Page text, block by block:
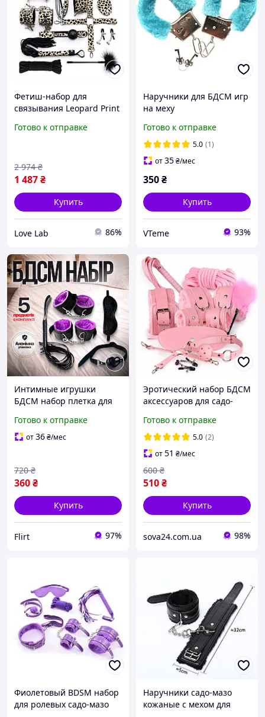
Фетиш-набор для
связывания Leopard Print
зажимы для сосок, маска,
Готово к отправке
1 487₴
2 974 ₴
Купить
Love Lab 86%
Наручники для БДСМ игр
на меху
Готово к отправке
5.0 (1)
от35₴/мес
350₴
Купить
VTeme 93%
Интимные игрушки
БДСМ набор плетка для
наручники для секса
Готово к отправке
от36₴/мес
360₴
720 ₴
Купить
Flirt 97%
Эротический набор БДСМ
аксессуаров для садо-
Розовый
Готово к отправке
5.0 (2)
от51 ₴/мес
510₴
600 ₴
Купить
sova24.com.ua 98%
Фиолетовый BDSM набор
для ролевых садо-мазо
Наручники садо-мазо
кожаные с мехом для